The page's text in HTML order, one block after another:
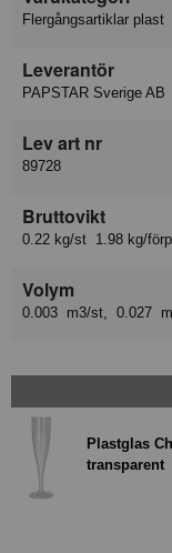
Flergångsartiklar plast
Leverantör
PAPSTAR Sverige AB
Lev art nr
89728
Bruttovikt
0.22 kg/st 1.98 kg/förp
Volym
0.003 m3/st, 0.027
Plastglas
transparent